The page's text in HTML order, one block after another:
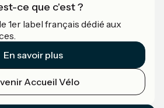
ce que c'est ?
1er label français dédié aux
En savoir plus
Accueil Vélo